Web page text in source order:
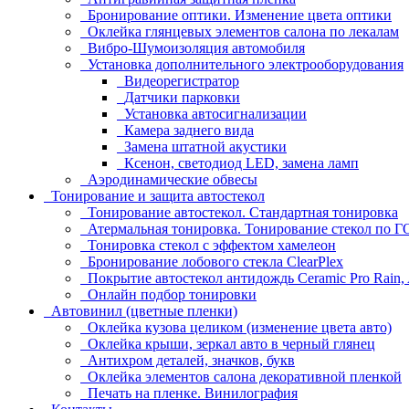
Бронирование оптики. Изменение цвета оптики
Оклейка глянцевых элементов салона по лекалам
Вибро-Шумоизоляция автомобиля
Установка дополнительного электрооборудования
Видеорегистратор
Датчики парковки
Установка автосигнализации
Камера заднего вида
Замена штатной акустики
Ксенон, светодиод LED, замена ламп
Аэродинамические обвесы
Тонирование и защита автостекол
Тонирование автостекол. Стандартная тонировка
Атермальная тонировка. Тонирование стекол по
Тонировка стекол с эффектом хамелеон
Бронирование лобового стекла ClearPlex
Покрытие автостекол антидождь Ceramic Pro Rain,
Онлайн подбор тонировки
Автовинил (цветные пленки)
Оклейка кузова целиком (изменение цвета авто)
Оклейка крыши, зеркал авто в черный глянец
Антихром деталей, значков, букв
Оклейка элементов салона декоративной пленкой
Печать на пленке. Винилография